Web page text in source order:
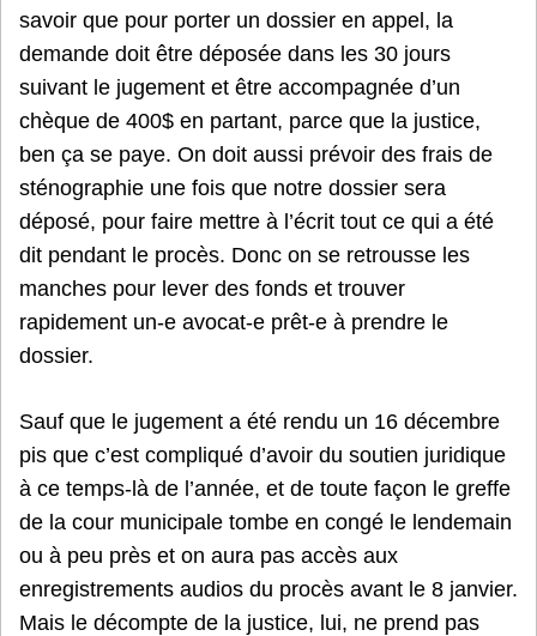
savoir que pour porter un dossier en appel, la
demande doit être déposée dans les 30 jours
suivant le jugement et être accompagnée d’un
chèque de 400$ en partant, parce que la justice,
ben ça se paye. On doit aussi prévoir des frais de
sténographie une fois que notre dossier sera
déposé, pour faire mettre à l’écrit tout ce qui a été
dit pendant le procès. Donc on se retrousse les
manches pour lever des fonds et trouver
rapidement un-e avocat-e prêt-e à prendre le
dossier.
Sauf que le jugement a été rendu un 16 décembre
pis que c’est compliqué d’avoir du soutien juridique
à ce temps-là de l’année, et de toute façon le greffe
de la cour municipale tombe en congé le lendemain
ou à peu près et on aura pas accès aux
enregistrements audios du procès avant le 8 janvier.
Mais le décompte de la justice, lui, ne prend pas